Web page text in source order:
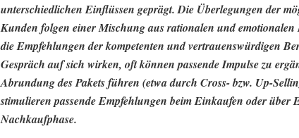
unterschiedlichen Einflüssen geprägt. Die Überlegungen der
Kunden folgen einer Mischung aus rationalen und emotionalen
die Empfehlungen der kompetenten und vertrauenswürdigen
Gespräch auf sich wirken, oft können passende Impulse zu
Abrundung des Pakets führen (etwa durch Cross- bzw. Up-
stimulieren passende Empfehlungen beim Einkaufen oder
Nachkaufphase.